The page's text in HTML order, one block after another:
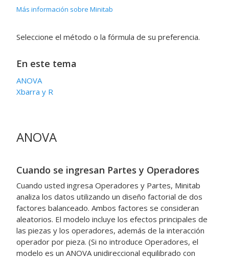
Más información sobre Minitab
Seleccione el método o la fórmula de su preferencia.
En este tema
ANOVA
Xbarra y R
ANOVA
Cuando se ingresan Partes y Operadores
Cuando usted ingresa Operadores y Partes, Minitab
analiza los datos utilizando un diseño factorial de dos
factores balanceado. Ambos factores se consideran
aleatorios. El modelo incluye los efectos principales de
las piezas y los operadores, además de la interacción
operador por pieza. (Si no introduce Operadores, el
modelo es un ANOVA unidireccional equilibrado con